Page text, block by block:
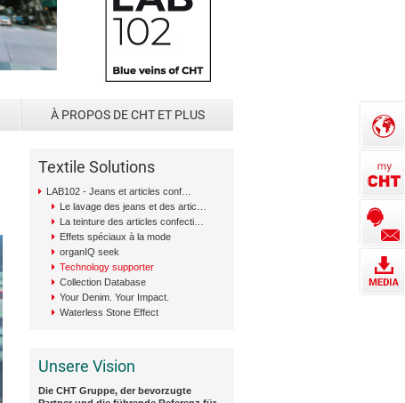
À PROPOS DE CHT ET PLUS
Textile Solutions
LAB102 - Jeans et articles confectionnés
Le lavage des jeans et des articles confectionnés
La teinture des articles confectionnés
Effets spéciaux à la mode
organIQ seek
Technology supporter
Collection Database
Your Denim. Your Impact.
Waterless Stone Effect
Unsere Vision
Die CHT Gruppe, der bevorzugte